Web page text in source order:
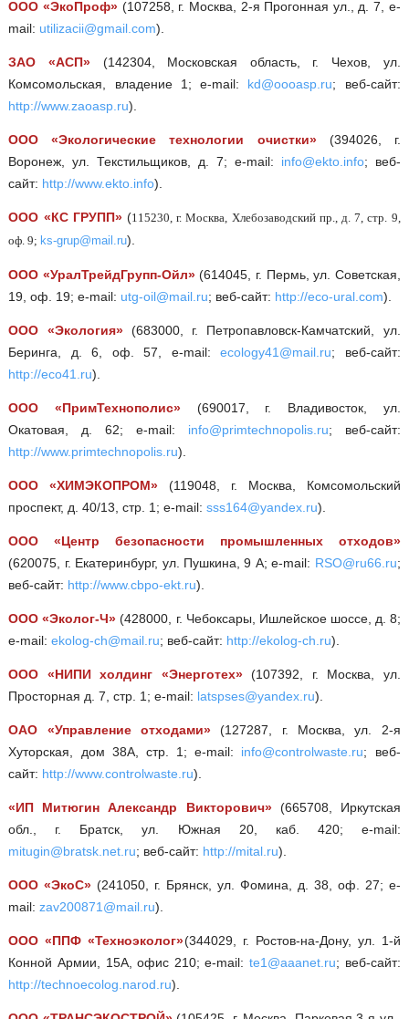
ООО «ЭкоПроф» (107258, г. Москва, 2-я Прогонная ул., д. 7, e-
mail: utilizacii@gmail.com).
ЗАО «АСП» (142304, Московская область, г. Чехов, ул.
Комсомольская, владение 1; e-mail: kd@oooasp.ru; веб-сайт:
http://www.zaoasp.ru).
ООО «Экологические технологии очистки»(394026, г.
Воронеж, ул. Текстильщиков, д. 7; e-mail: info@ekto.info; веб-
сайт: http://www.ekto.info).
ООО «КС ГРУПП» (115230, г. Москва, Хлебозаводский пр., д. 7, стр. 9,
оф. 9; ks-grup@mail.ru).
ООО «УралТрейдГрупп-Ойл»(614045, г. Пермь, ул. Советская,
19, оф. 19; e-mail: utg-oil@mail.ru; веб-сайт: http://eco-ural.com).
ООО «Экология»(683000, г. Петропавловск-Камчатский, ул.
Беринга, д. 6, оф. 57, e-mail:ecology41@mail.ru; веб-сайт:
http://eco41.ru).
ООО «ПримТехнополис» (690017, г. Владивосток, ул.
Окатовая, д. 62; e-mail: info@primtechnopolis.ru; веб-сайт:
http://www.primtechnopolis.ru).
ООО «ХИМЭКОПРОМ» (119048, г. Москва, Комсомольский
проспект, д. 40/13, стр. 1; e-mail:sss164@yandex.ru).
ООО «Центр безопасности промышленных отходов»
(620075, г. Екатеринбург, ул. Пушкина, 9 А; e-mail: RSO@ru66.ru;
веб-сайт: http://www.cbpo-ekt.ru).
ООО «Эколог-Ч» (428000, г. Чебоксары, Ишлейское шоссе, д. 8;
e-mail:ekolog-ch@mail.ru; веб-сайт: http://ekolog-ch.ru).
ООО «НИПИ холдинг «Энерготех»(107392, г. Москва, ул.
Просторная д. 7, стр. 1; e-mail: latspses@yandex.ru).
ОАО «Управление отходами» (127287, г. Москва, ул. 2-я
Хуторская, дом 38А, стр. 1; e-mail: info@controlwaste.ru; веб-
сайт: http://www.controlwaste.ru).
«ИП Митюгин Александр Викторович»(665708, Иркутская
обл., г. Братск, ул. Южная 20, каб. 420; e-mail:
mitugin@bratsk.net.ru; веб-сайт: http://mital.ru).
ООО «ЭкоС» (241050, г. Брянск, ул. Фомина, д. 38, оф. 27; e-
mail:zav200871@mail.ru).
ООО «ППФ «Техноэколог»(344029, г. Ростов-на-Дону, ул. 1-й
Конной Армии, 15А, офис 210; e-mail: te1@aaanet.ru; веб-сайт:
http://technoecolog.narod.ru).